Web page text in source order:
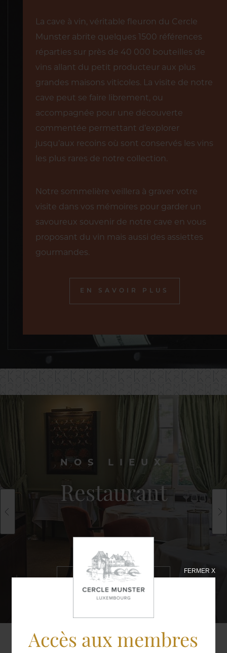
Accès aux membres
FERMER X
La cave à vin, véritable fleuron du Cercle
Munster abrite quelques 1500 références
réparties sur près de 40 000 bouteilles de
vins allant du petit producteur aux plus
grandes maisons viticoles. La visite de notre
cave peut se faire librement, ou
accompagnée pour une découverte
commentée permettant d’explorer
jusqu’aux recoins où sont conservés les vins
les plus rares de notre collection.
Notre sommelière veillera à graver votre
visite dans vos mémoires pour garder un
savoureux souvenir de notre cave en vous
proposant du vin mais aussi des assiettes
gourmandes.
EN SAVOIR PLUS
NOS LIEUX
Restaurant
EN SAVOIR
PLUS